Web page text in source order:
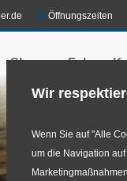
Wir
Wenn Sie auf "Alle
um die Navigation
Öffnungszeiten
Shop Felgen-